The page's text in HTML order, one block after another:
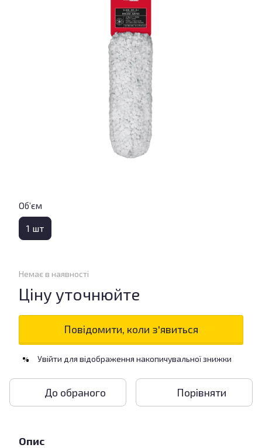
Об’єм
1 шт
Немає в наявності
Ціну уточнюйте
Повідомити, коли з'явиться
% Увійти для відображення накопичувальної знижки
До обраного Порівняти
Опис